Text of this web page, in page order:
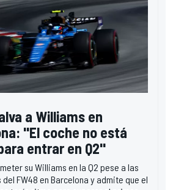
a Williams en
"El coche no está
entrar en Q2"
su Williams en la Q2 pese a las
FW48 en Barcelona y admite que el